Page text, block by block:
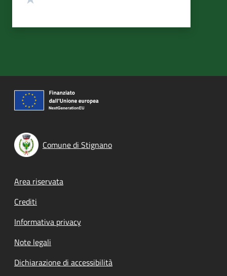
Comune di Stignano
Footer menu
Area riservata
Crediti
Informativa privacy
Note legali
Dichiarazione di accessibilità